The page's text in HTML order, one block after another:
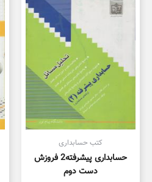
کتب حسابداری
حسابداری پیشرفته2 فروزش
دست دوم